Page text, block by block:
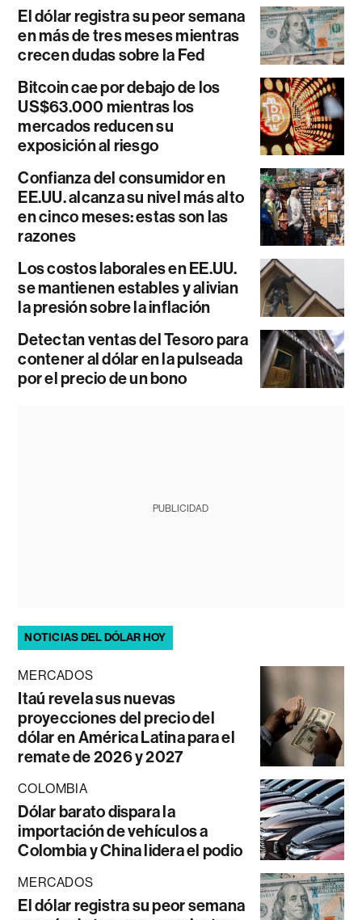
El dólar registra su peor semana
en más de tres meses mientras
crecen dudas sobre la Fed
Bitcoin cae por debajo de los
US$63.000 mientras los
mercados reducen su
exposición al riesgo
Confianza del consumidor en
EE.UU. alcanza su nivel más alto
en cinco meses: estas son las
razones
Los costos laborales en EE.UU.
se mantienen estables y alivian
la presión sobre la inflación
Detectan ventas del Tesoro para
contener al dólar en la pulseada
por el precio de un bono
PUBLICIDAD
NOTICIAS DEL DÓLAR HOY
MERCADOS
Itaú revela sus nuevas
proyecciones del precio del
dólar en América Latina para el
remate de 2026 y 2027
COLOMBIA
Dólar barato dispara la
importación de vehículos a
Colombia y China lidera el podio
MERCADOS
El dólar registra su peor semana